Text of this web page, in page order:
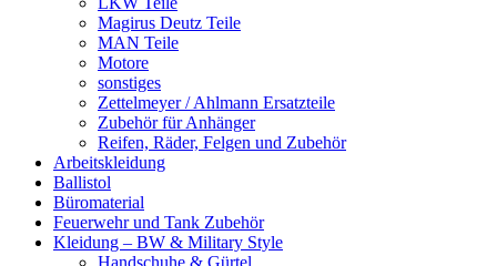
Magirus Deutz Teile
MAN Teile
Motore
sonstiges
Zettelmeyer / Ahlmann Ersatzteile
Zubehör für Anhänger
Reifen, Räder, Felgen und Zubehör
Arbeitskleidung
Ballistol
Büromaterial
Feuerwehr und Tank Zubehör
Kleidung – BW & Military Style
Handschuhe & Gürtel